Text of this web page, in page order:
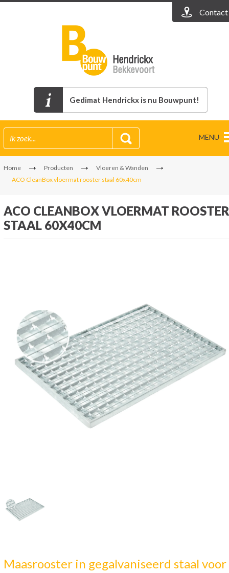
Contact
Gedimat Hendrickx is nu Bouwpunt!
MENU
Home Producten
Vloeren & Wanden
ACO CleanBox vloermat rooster staal 60x40cm
ACO CLEANBOX VLOERMAT ROOSTER
STAAL 60X40CM
Maasrooster in gegalvaniseerd staal voor